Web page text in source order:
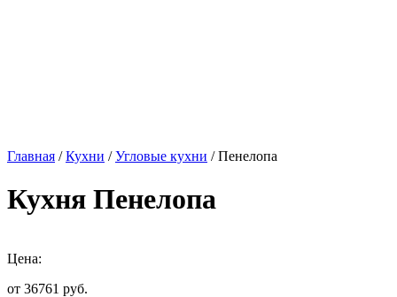
Главная /Кухни /Угловые кухни / Пенелопа
Кухня Пенелопа
Цена:
от 36761 руб.